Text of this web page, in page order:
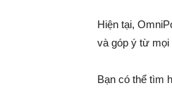
Hiện tại,
và góp ý từ
Bạn có thể tìm